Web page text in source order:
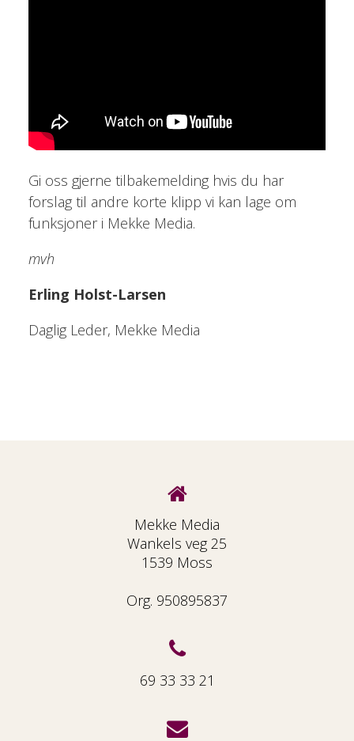
Gi oss gjerne tilbakemelding hvis du har
forslag til andre korte klipp vi kan lage om
funksjoner i Mekke Media.
mvh
Erling Holst-Larsen
Daglig Leder, Mekke Media
Mekke Media
Wankels veg 25
1539 Moss
Org. 950895837
69 33 33 21